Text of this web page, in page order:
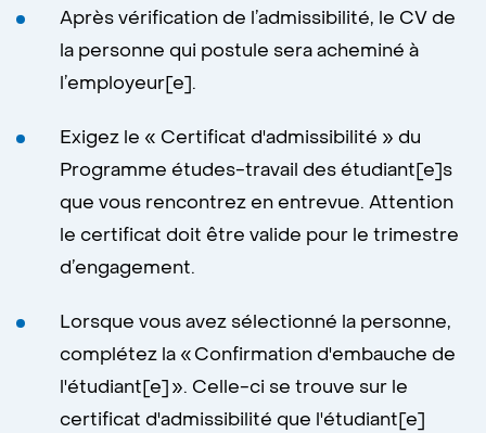
Après vérification de l’admissibilité, le CV de
la personne qui postule sera acheminé à
l’employeur[e].
Exigez le « Certificat d'admissibilité » du
Programme études-travail des étudiant[e]s
que vous rencontrez en entrevue. Attention
le certificat doit être valide pour le trimestre
d’engagement.
Lorsque vous avez sélectionné la personne,
complétez la « Confirmation d'embauche de
l'étudiant[e] ». Celle-ci se trouve sur le
certificat d'admissibilité que l'étudiant[e]